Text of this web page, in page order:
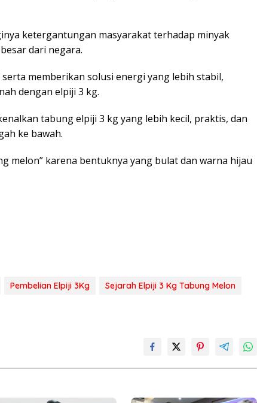
ketergantungan masyarakat terhadap minyak
dari negara.
memberikan solusi energi yang lebih stabil,
dengan elpiji 3 kg.
tabung elpiji 3 kg yang lebih kecil, praktis, dan
ke bawah.
melon” karena bentuknya yang bulat dan warna hijau
Pembelian Elpiji 3Kg
Sejarah Elpiji 3 Kg Tabung Melon